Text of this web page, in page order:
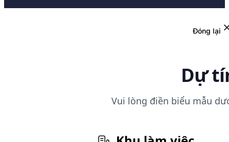
Đóng lại